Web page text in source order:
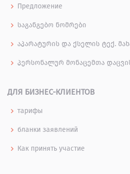
Предложение
საგანგებო ნომრები
აპარატურის და ქსელის ტექ.
პერსონალურ მონაცემთა
ДЛЯ БИЗНЕС-КЛИЕНТОВ
тарифы
бланки заявлений
Как принять участие